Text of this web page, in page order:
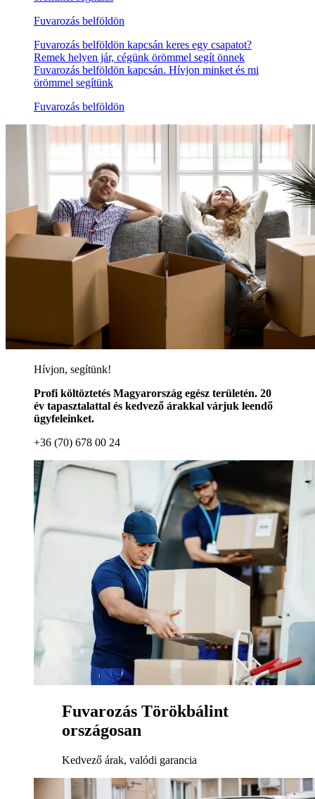
Fuvarozás belföldön
Fuvarozás belföldön kapcsán keres egy csapatot?
Remek helyen jár, cégünk örömmel segít önnek
Fuvarozás belföldön kapcsán. Hívjon minket és mi
örömmel segítünk
Fuvarozás belföldön
Hívjon, segítünk!
Profi költöztetés Magyarország egész területén. 20
év tapasztalattal és kedvező árakkal várjuk leendő
ügyfeleinket.
+36 (70) 678 00 24
Fuvarozás Törökbálint
országosan
Kedvező árak, valódi garancia